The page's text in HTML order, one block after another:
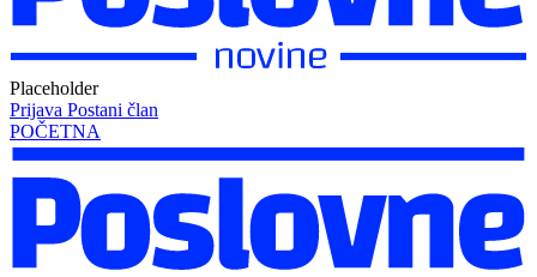
Placeholder
Prijava Postani član
POČETNA